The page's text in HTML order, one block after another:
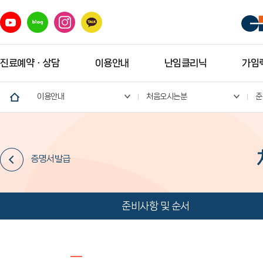
진료예약ㆍ상담 이용안내 난임클리닉 가임
이용안내 처음오시는분
증명서발급
준비사항 및 순서